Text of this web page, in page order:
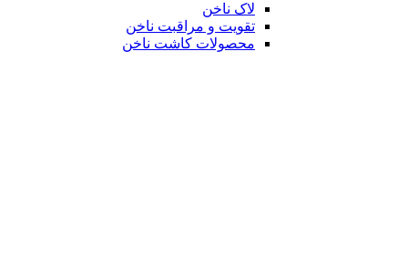
لاک ناخن
تقویت و مراقبت ناخن
محصولات کاشت ناخن